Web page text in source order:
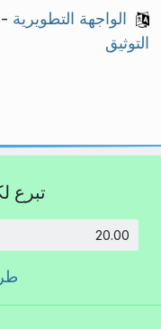
الواجهة التطويرية -
التوثيق
تبرع